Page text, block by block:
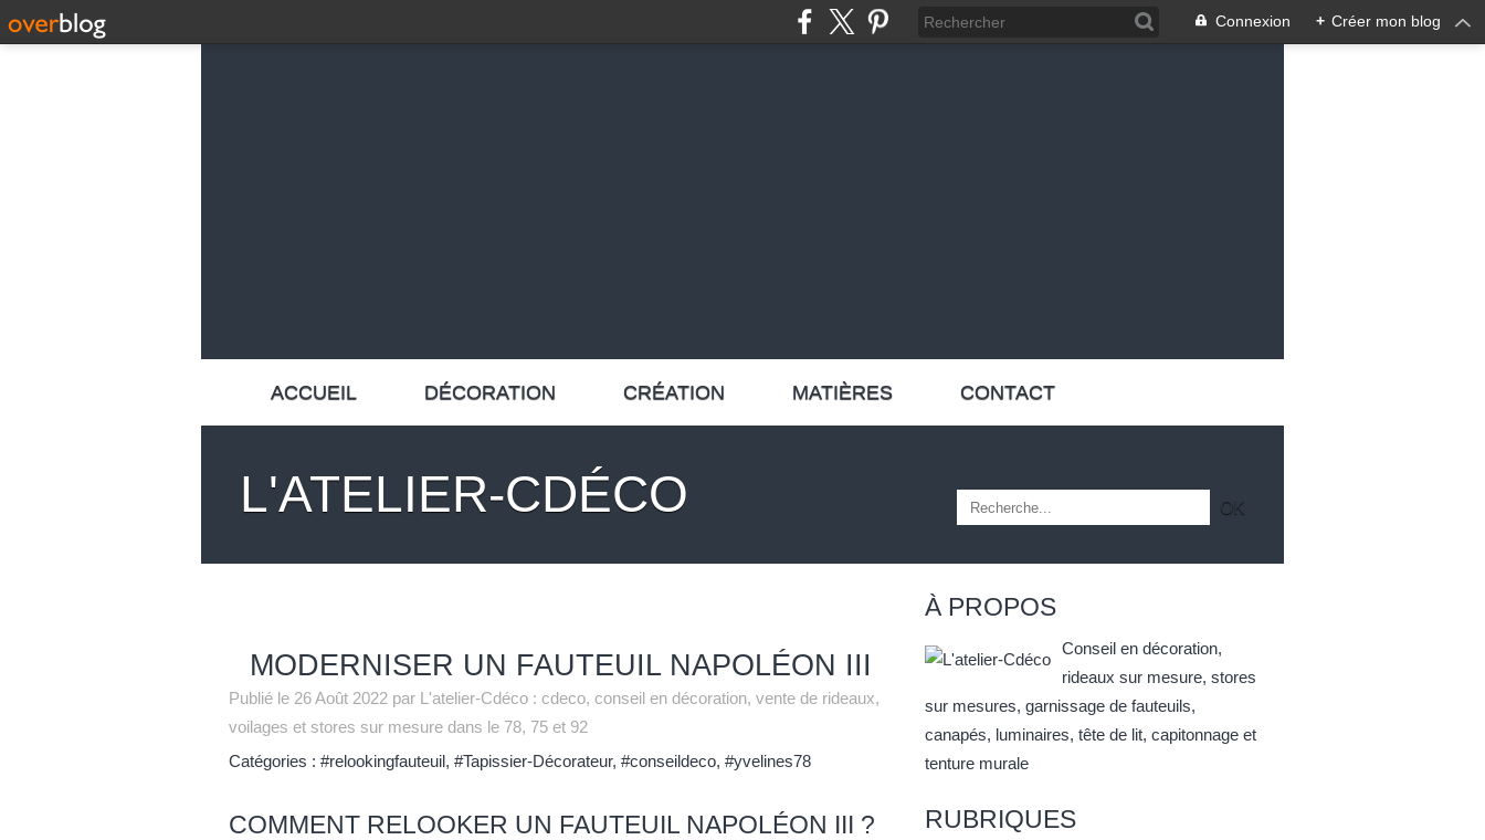
Connexion + Créer mon blog
ACCUEIL DÉCORATION CRÉATION MATIÈRES CONTACT
L'ATELIER-CDÉCO
MODERNISER UN FAUTEUIL NAPOLÉON III
Publié le 26 Août 2022 par L'atelier-Cdéco : cdeco, conseil en décoration, vente de rideaux,
voilages et stores sur mesure dans le 78, 75 et 92
Catégories : #relookingfauteuil, #Tapissier-Décorateur, #conseildeco, #yvelines78
COMMENT RELOOKER UN FAUTEUIL NAPOLÉON III ?
À PROPOS
Conseil en décoration,
rideaux sur mesure, stores
sur mesures, garnissage de fauteuils,
canapés, luminaires, tête de lit, capitonnage et
tenture murale
RUBRIQUES